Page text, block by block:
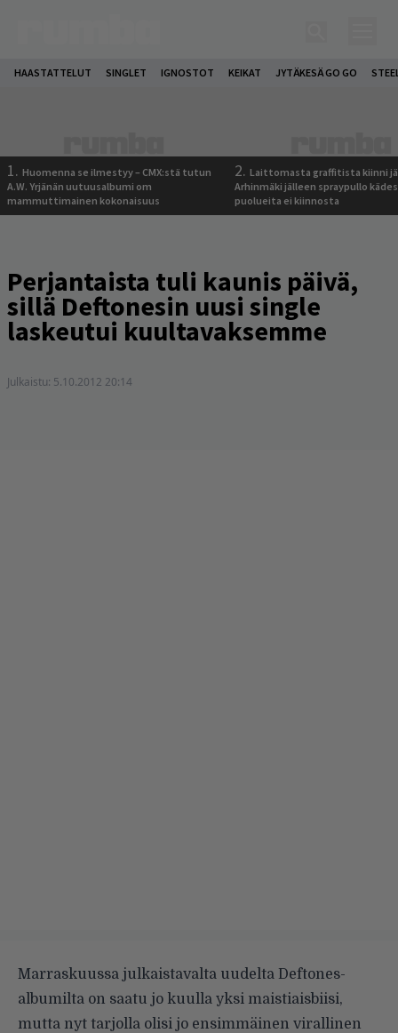
HAASTATTELUT SINGLET IGNOSTOT KEIKAT JYTÄKESÄ GO GO
1. Huomenna se ilmestyy – CMX:stä tutun
A.W. Yrjänän uutuusalbumi om
mammuttimainen kokonaisuus
2. Laittomasta graffitista kiinni
Arhinmäki jälleen spraypullo
puolueita ei kiinnosta
Perjantaista tuli kaunis päivä,
sillä Deftonesin uusi single
laskeutui kuultavaksemme
Julkaistu: 5.10.2012 20:14
Marraskuussa julkaistavalta uudelta Deftones-
albumilta on saatu jo kuulla yksi maistiaisbiisi,
mutta nyt tarjolla olisi jo ensimmäinen virallinen